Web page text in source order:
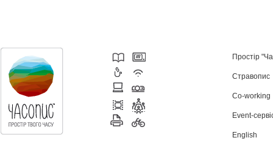
Простір
Стравопис
Co-working
Event-
English